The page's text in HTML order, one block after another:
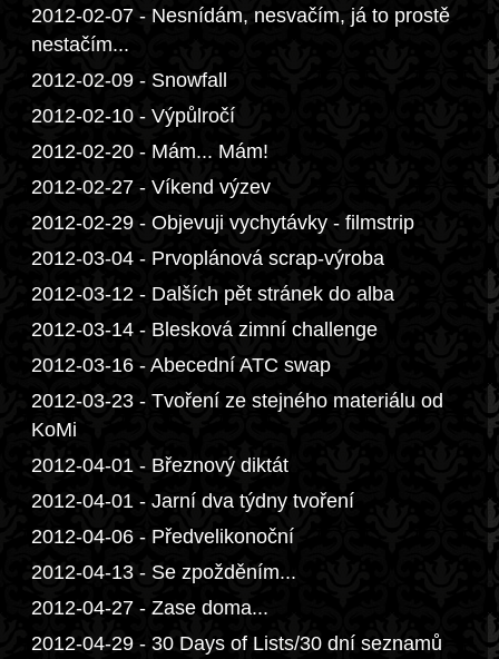
2012-02-07 - Nesnídám, nesvačím, já to prostě
nestačím...
2012-02-09 - Snowfall
2012-02-10 - Výpůlročí
2012-02-20 - Mám... Mám!
2012-02-27 - Víkend výzev
2012-02-29 - Objevuji vychytávky - filmstrip
2012-03-04 - Prvoplánová scrap-výroba
2012-03-12 - Dalších pět stránek do alba
2012-03-14 - Blesková zimní challenge
2012-03-16 - Abecední ATC swap
2012-03-23 - Tvoření ze stejného materiálu od
KoMi
2012-04-01 - Březnový diktát
2012-04-01 - Jarní dva týdny tvoření
2012-04-06 - Předvelikonoční
2012-04-13 - Se zpožděním...
2012-04-27 - Zase doma...
2012-04-29 - 30 Days of Lists/30 dní seznamů